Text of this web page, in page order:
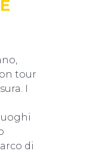
tour
I
di